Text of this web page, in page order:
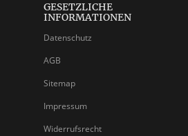
GESETZLICHE
INFORMATIONEN
Datenschutz
AGB
Sitemap
Impressum
Widerrufsrecht